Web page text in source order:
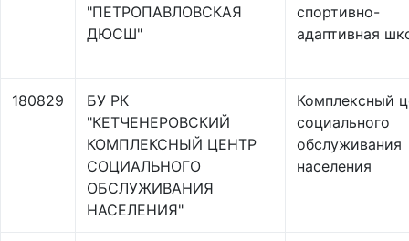
"ПЕТРОПАВЛОВСКАЯ
ДЮСШ"
спортивно-
адаптивная
180829
БУ РК
"КЕТЧЕНЕРОВСКИЙ
КОМПЛЕКСНЫЙ ЦЕНТР
СОЦИАЛЬНОГО
ОБСЛУЖИВАНИЯ
НАСЕЛЕНИЯ"
Комплексный
социального
обслуживания
населения